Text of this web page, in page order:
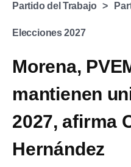
Partido del Trabajo
Elecciones 2027
Morena,
mantienen
2027, afirma
Hernández